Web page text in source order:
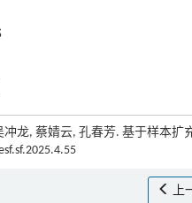
冲龙, 蔡婧云, 孔春芳. 基于样本
上